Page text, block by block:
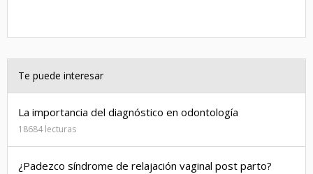
Te puede interesar
La importancia del diagnóstico en odontología
18684 lecturas
¿Padezco síndrome de relajación vaginal post parto?